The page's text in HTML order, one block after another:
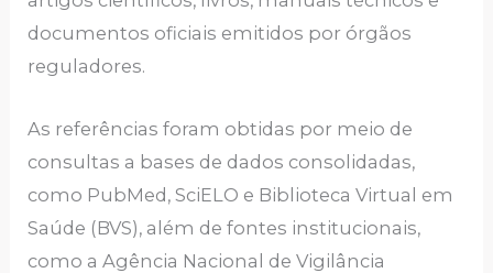
documentos oficiais emitidos por órgãos
reguladores.
As referências foram obtidas por meio de
consultas a bases de dados consolidadas,
como PubMed, SciELO e Biblioteca Virtual em
Saúde (BVS), além de fontes institucionais,
como a Agência Nacional de Vigilância